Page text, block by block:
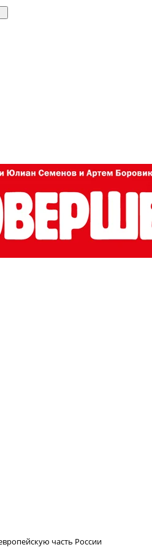
часть России